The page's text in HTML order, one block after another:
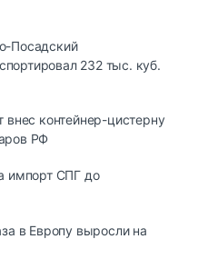
Посадский
232 тыс. куб.
внес контейнер-цистерну
РФ
импорт СПГ до
в Европу выросли на